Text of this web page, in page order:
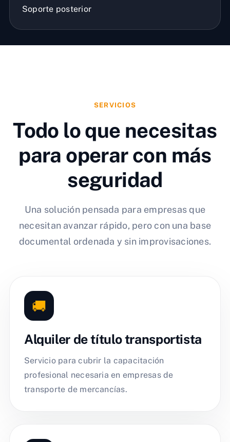
Soporte posterior
SERVICIOS
Todo lo que necesitas
para operar con más
seguridad
Una solución pensada para empresas que
necesitan avanzar rápido, pero con una base
documental ordenada y sin improvisaciones.
🚚
Alquiler de título transportista
Servicio para cubrir la capacitación
profesional necesaria en empresas de
transporte de mercancías.